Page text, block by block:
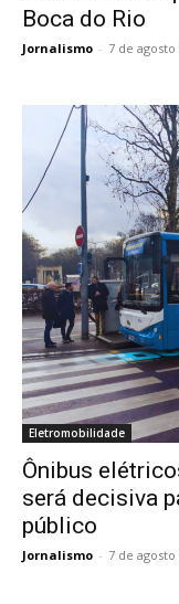
Boca do Rio
Jornalismo - 7 de agosto
Eletromobilidade
Ônibus
será decisiva
público
Jornalismo - 7 de agosto